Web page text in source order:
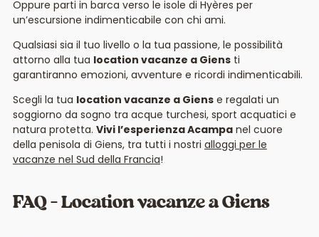
Oppure parti in barca verso le isole di Hyères per
un’escursione indimenticabile con chi ami.
Qualsiasi sia il tuo livello o la tua passione, le possibilità
attorno alla tua location vacanze a Giensti
garantiranno emozioni, avventure e ricordi indimenticabili.
Scegli la tua location vacanze a Giense regalati un
soggiorno da sogno tra acque turchesi, sport acquatici e
natura protetta. Vivi l’esperienza Acampanel cuore
della penisola di Giens, tra tutti i nostri alloggi per le
vacanze nel Sud della Francia!
FAQ – Location vacanze a Giens